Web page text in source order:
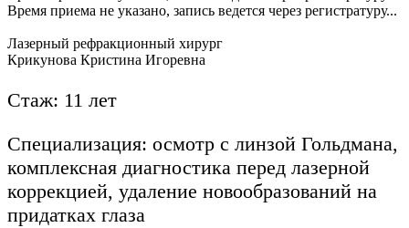
Время приема не указано, запись ведется через регистратуру...
Лазерный рефракционный хирург
Крикунова Кристина Игоревна
Стаж: 11 лет
Специализация: осмотр с линзой Гольдмана,
комплексная диагностика перед лазерной
коррекцией, удаление новообразований на
придатках глаза